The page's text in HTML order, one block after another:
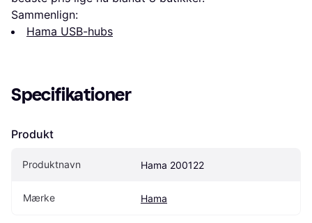
Sammenlign:
Hama USB-hubs
Specifikationer
Produkt
Produktnavn Hama 200122
Mærke Hama